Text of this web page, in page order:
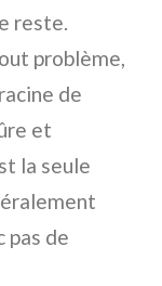
reste.
problème,
de
et
la seule
pas de